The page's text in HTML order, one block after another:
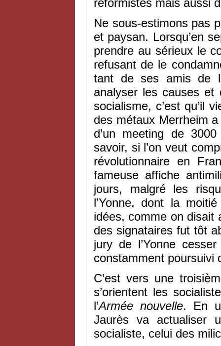
réformistes mais aussi
Ne sous-estimons pas
et paysan. Lorsqu’en
prendre au sérieux le
refusant de le
tant de ses amis de
analyser les causes et
socialisme, c’est qu’il
des métaux Merrheim
d’un meeting de
savoir, si l’on veut
révolutionnaire en
fameuse affiche
jours, malgré les
l’Yonne, dont la
idées, comme on disait
des signataires fut tôt
jury de l’Yonne
constamment poursuivi
C’est vers une
s’orientent les
l’Armée nouvelle. En
Jaurès va actualiser
socialiste, celui des